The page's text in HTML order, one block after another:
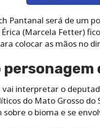
Pantanal será de um
(Marcela Fetter)
colocar as mãos no
vai interpretar o
do Mato Grosso
o bioma e se